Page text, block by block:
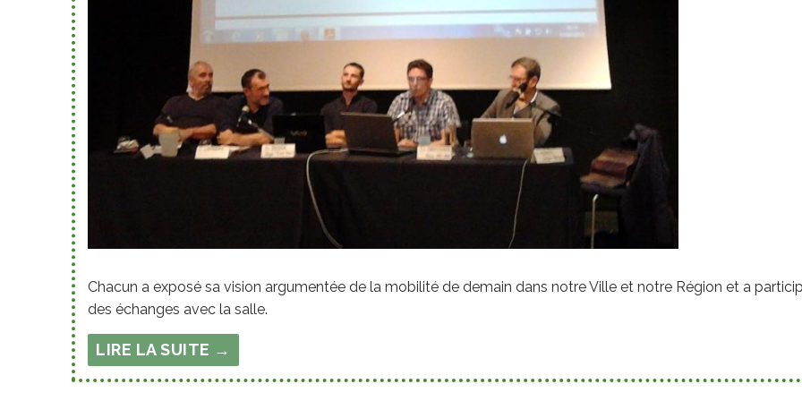
Chacun a exposé sa vision argumentée de la mobilité de demain dans notre Ville et notre Région et a
des échanges avec la salle.
LIRE LA SUITE →